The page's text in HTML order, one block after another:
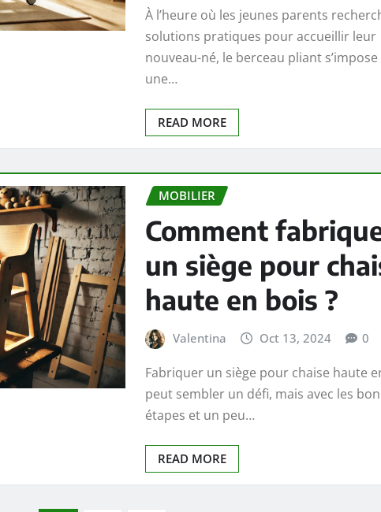
À l’heure où les jeunes parents
solutions pratiques pour accueillir leur
nouveau-né, le berceau pliant
une…
READ MORE
MOBILIER
Comment
un siège pour
haute en bois ?
Valentina Oct 13, 2024 0
Fabriquer un siège pour chaise haute
peut sembler un défi, mais avec les
étapes et un peu…
READ MORE